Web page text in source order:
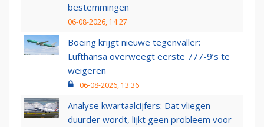
bestemmingen
06-08-2026, 14:27
Boeing krijgt nieuwe tegenvaller:
Lufthansa overweegt eerste 777-9’s te
weigeren
06-08-2026, 13:36
Analyse kwartaalcijfers: Dat vliegen
duurder wordt, lijkt geen probleem voor